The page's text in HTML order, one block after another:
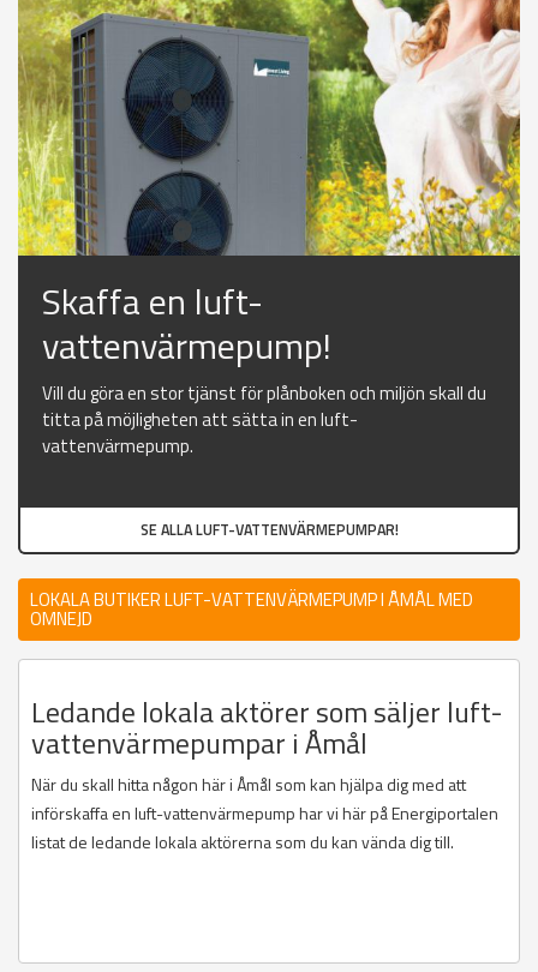
Skaffa en luft-
vattenvärmepump!
Vill du göra en stor tjänst för plånboken och miljön skall du
titta på möjligheten att sätta in en luft-
vattenvärmepump.
SE ALLA LUFT-VATTENVÄRMEPUMPAR!
LOKALA BUTIKER LUFT-VATTENVÄRMEPUMP I ÅMÅL MED
OMNEJD
Ledande lokala aktörer som säljer luft-
vattenvärmepumpar i Åmål
När du skall hitta någon här i Åmål som kan hjälpa dig med att
införskaffa en luft-vattenvärmepump har vi här på Energiportalen
listat de ledande lokala aktörerna som du kan vända dig till.